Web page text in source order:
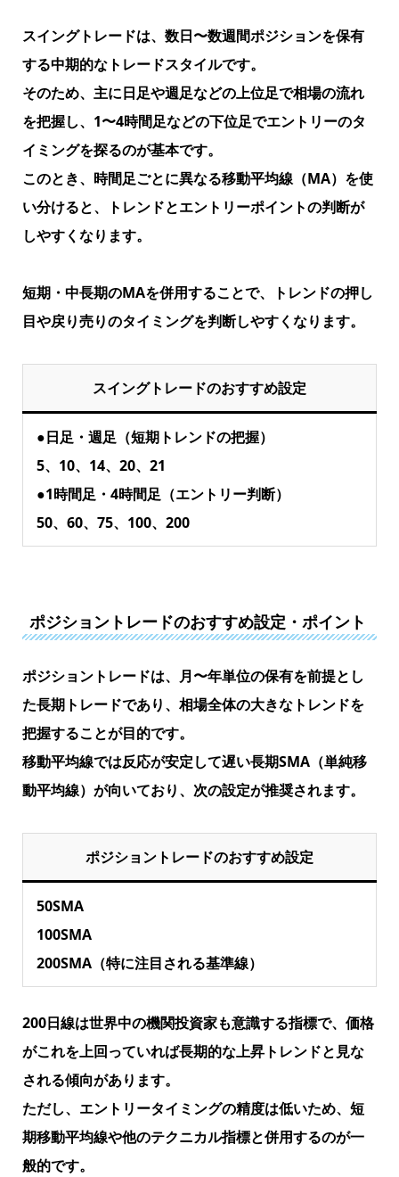
スイングトレードは、数日〜数週間ポジションを保有
する中期的なトレードスタイルです。
そのため、主に日足や週足などの上位足で相場の流れ
を把握し、1〜4時間足などの下位足でエントリーのタ
イミングを探るのが基本です。
このとき、時間足ごとに異なる移動平均線（MA）を使
い分けると、トレンドとエントリーポイントの判断が
しやすくなります。
短期・中長期のMAを併用することで、トレンドの押し
目や戻り売りのタイミングを判断しやすくなります。
スイングトレードのおすすめ設定
●日足・週足（短期トレンドの把握）
5、10、14、20、21
●1時間足・4時間足（エントリー判断）
50、60、75、100、200
ポジショントレードのおすすめ設定・ポイント
ポジショントレードは、月〜年単位の保有を前提とし
た長期トレードであり、相場全体の大きなトレンドを
把握することが目的です。
移動平均線では反応が安定して遅い長期SMA（単純移
動平均線） が向いており、次の設定が推奨されます。
ポジショントレードのおすすめ設定
50SMA
100SMA
200SMA（特に注目される基準線）
200日線は世界中の機関投資家も意識する指標で、価格
がこれを上回っていれば長期的な上昇トレンドと見な
される傾向があります。
ただし、エントリータイミングの精度は低いため、短
期移動平均線や他のテクニカル指標と併用するのが一
般的です。